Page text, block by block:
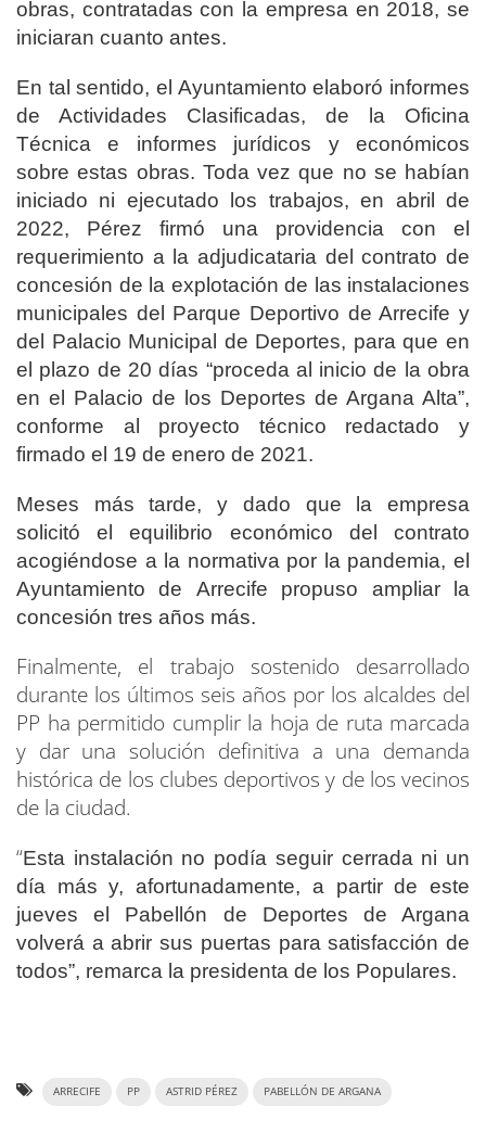
obras, contratadas con la empresa en 2018, se
iniciaran cuanto antes.
En tal sentido, el Ayuntamiento elaboró informes
de Actividades Clasificadas, de la Oficina
Técnica e informes jurídicos y económicos
sobre estas obras. Toda vez que no se habían
iniciado ni ejecutado los trabajos, en abril de
2022, Pérez firmó una providencia con el
requerimiento a la adjudicataria del contrato de
concesión de la explotación de las instalaciones
municipales del Parque Deportivo de Arrecife y
del Palacio Municipal de Deportes, para que en
el plazo de 20 días “proceda al inicio de la obra
en el Palacio de los Deportes de Argana Alta”,
conforme al proyecto técnico redactado y
firmado el 19 de enero de 2021.
Meses más tarde, y dado que la empresa
solicitó el equilibrio económico del contrato
acogiéndose a la normativa por la pandemia, el
Ayuntamiento
de Arrecife propuso ampliar la
concesión tres años más.
Finalmente, el trabajo sostenido desarrollado
durante los últimos seis años por los alcaldes del
PP ha permitido cumplir la hoja de ruta marcada
y dar una solución definitiva a una demanda
histórica de los clubes deportivos y de los vecinos
de la ciudad.
“Esta instalación no podía seguir cerrada ni un
día más y, afortunadamente, a partir de este
jueves el Pabellón de Deportes de Argana
volverá a abrir sus puertas para satisfacción de
todos”, remarca la presidenta de los Populares.
ARRECIFE PP ASTRID PÉREZ PABELLÓN DE ARGANA